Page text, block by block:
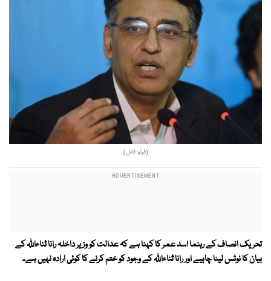
(فوٹو: فائل)
تحریک انصاف کے رہنما اسد عمر کا کہنا ہے کہ عدالت کو وزیر داخلہ رانا ثناءاللہ کے
بیان کا نوٹس لینا چاہیے اور رانا ثناءاللہ کے وجود کو ختم کرنے کا کوئی ارادہ نہیں ہے۔